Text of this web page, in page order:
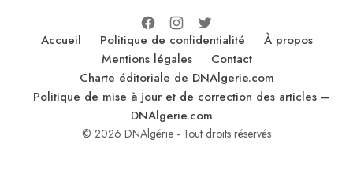
Accueil Politique de confidentialité
À propos
Mentions légales
Contact
Charte éditoriale de DNAlgerie.com
Politique de mise à jour et de correction des articles –
DNAlgerie.com
© 2026 DNAlgérie - Tout droits réservés